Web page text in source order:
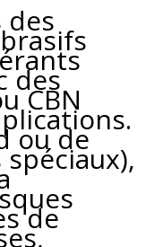
des
des
CBN
ou de
de